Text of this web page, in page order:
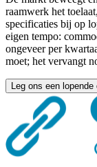
raamwerk het
specificaties bij op
eigen tempo:
ongeveer per
moet; het vervangt
Leg ons een lopende